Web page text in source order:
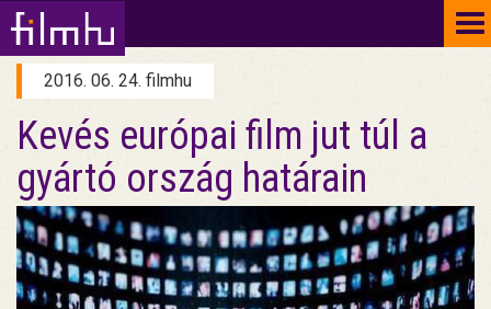
2016. 06. 24. filmhu
Kevés európai film jut túl a
gyártó ország határain